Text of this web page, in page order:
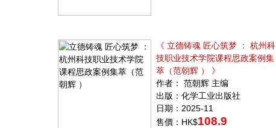
《 立德铸魂 匠心筑梦 ： 杭州科
技职业技术学院课程思政案例集
萃（范朝辉 ） 》
作者： 范朝辉 主编
出版：化学工业出版社
日期：2025-11
售價：HK$108.9